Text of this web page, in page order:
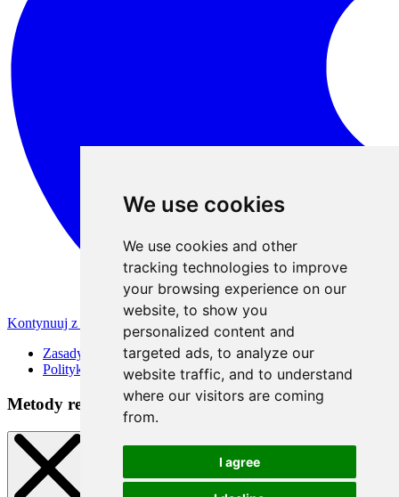
We use cookies
We use cookies and other
tracking technologies to improve
your browsing experience on our
website, to show you
personalized content and
targeted ads, to analyze our
website traffic, and to understand
where our visitors are coming
from.
I agree
Kontynuuj z Apple
Zasady korzystania
Polityka Prywatności
Metody rejestracji